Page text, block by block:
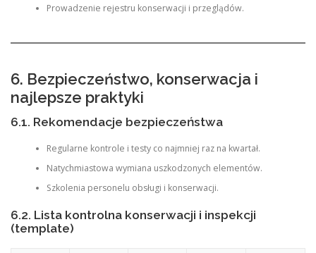
Prowadzenie rejestru konserwacji i przeglądów.
6. Bezpieczeństwo, konserwacja i
najlepsze praktyki
6.1. Rekomendacje bezpieczeństwa
Regularne kontrole i testy co najmniej raz na kwartał.
Natychmiastowa wymiana uszkodzonych elementów.
Szkolenia personelu obsługi i konserwacji.
6.2. Lista kontrolna konserwacji i inspekcji
(template)